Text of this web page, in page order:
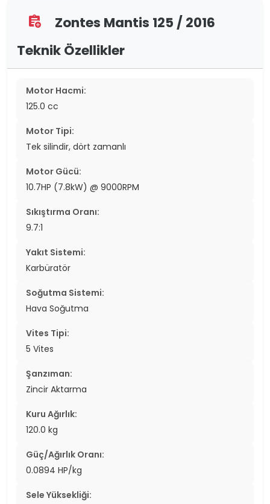
assignment_add
Zontes Mantis 125 / 2016
Teknik Özellikler
Motor Hacmi:
125.0 cc
Motor Tipi:
Tek silindir, dört zamanlı
Motor Gücü:
10.7HP (7.8kW) @ 9000RPM
Sıkıştırma Oranı:
9.7:1
Yakıt Sistemi:
Karbüratör
Soğutma Sistemi:
Hava Soğutma
Vites Tipi:
5 Vites
Şanzıman:
Zincir Aktarma
Kuru Ağırlık:
120.0 kg
Güç/Ağırlık Oranı:
0.0894 HP/kg
Sele Yüksekliği: